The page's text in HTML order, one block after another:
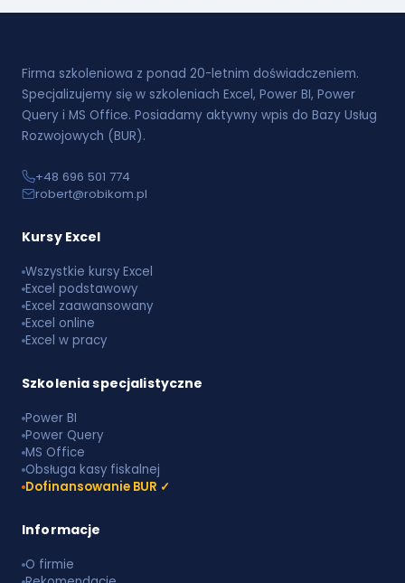
Firma szkoleniowa z ponad 20-letnim doświadczeniem.
Specjalizujemy się w szkoleniach Excel, Power BI, Power
Query i MS Office. Posiadamy aktywny wpis do Bazy Usług
Rozwojowych (BUR).
+48 696 501 774
robert@robikom.pl
Kursy Excel
Wszystkie kursy Excel
Excel podstawowy
Excel zaawansowany
Excel online
Excel w pracy
Szkolenia specjalistyczne
Power BI
Power Query
MS Office
Obsługa kasy fiskalnej
Dofinansowanie BUR ✓
Informacje
O firmie